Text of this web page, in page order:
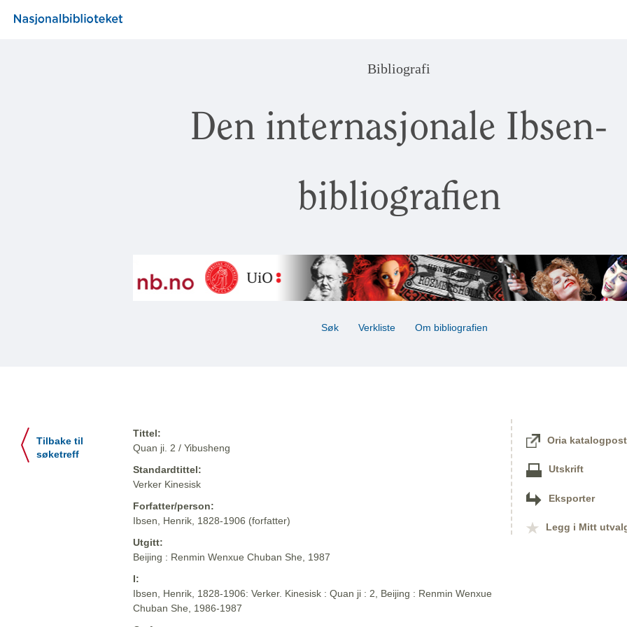
Bibliografi
Den internasjonale Ibsen-
bibliografien
Søk Verkliste Om bibliografien
Tilbake til
søketreff
Tittel:
Quan ji. 2 / Yibusheng
Standardtittel:
Verker Kinesisk
Forfatter/person:
Ibsen, Henrik, 1828-1906 (forfatter)
Utgitt:
Beijing : Renmin Wenxue Chuban She, 1987
I:
Ibsen, Henrik, 1828-1906: Verker. Kinesisk : Quan ji : 2, Beijing : Renmin Wenxue
Chuban She, 1986-1987
Oria katalogpost
Utskrift
Eksporter
Legg i Mitt